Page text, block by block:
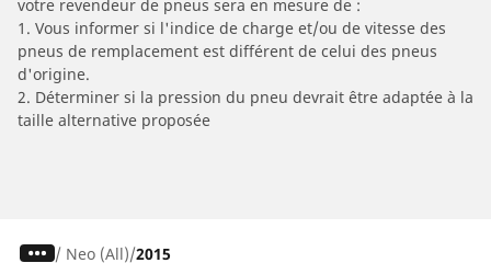
votre revendeur de pneus sera en mesure de :
1. Vous informer si l'indice de charge et/ou de vitesse des
pneus de remplacement est différent de celui des pneus
d'origine.
2. Déterminer si la pression du pneu devrait être adaptée à la
taille alternative proposée
/ Neo (All) 2015